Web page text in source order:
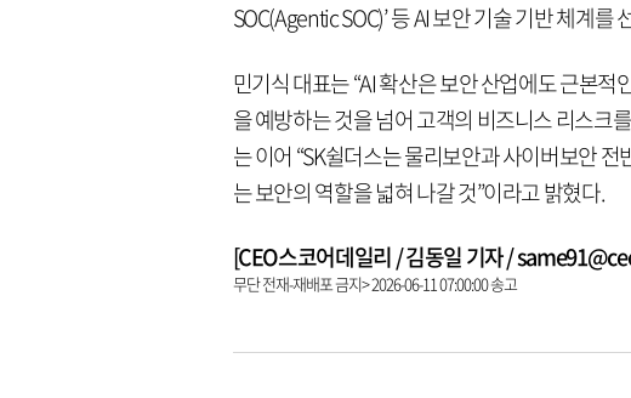
SOC(Agentic SOC)’ 등 AI 보안 기술 기반 체계를
민기식 대표는 “AI 확산은 보안 산업에도 근본
을 예방하는 것을 넘어 고객의 비즈니스 리스크
는 이어 “SK쉴더스는 물리보안과 사이버보안
는 보안의 역할을 넓혀 나갈 것”이라고 밝혔다.
[CEO스코어데일리 / 김동일 기자 /
무단 전재-재배포 금지> 2026-06-11 07:00:00 송고